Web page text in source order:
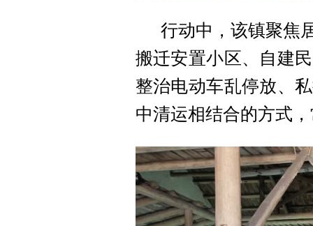
行动中，该镇聚焦
搬迁安置小区、自建
整治电动车乱停放、
中清运相结合的方式